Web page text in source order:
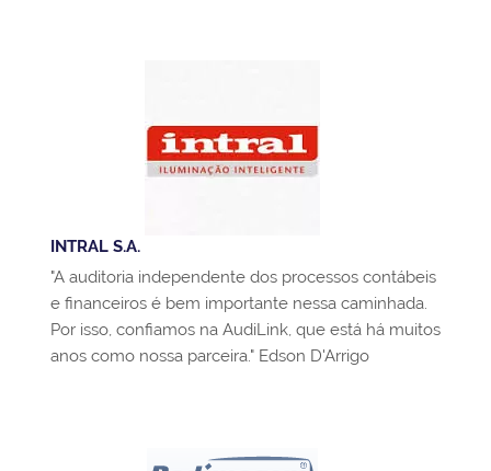
INTRAL S.A.
"A auditoria independente dos processos contábeis
e financeiros é bem importante nessa caminhada.
Por isso, confiamos na AudiLink, que está há muitos
anos como nossa parceira." Edson D'Arrigo